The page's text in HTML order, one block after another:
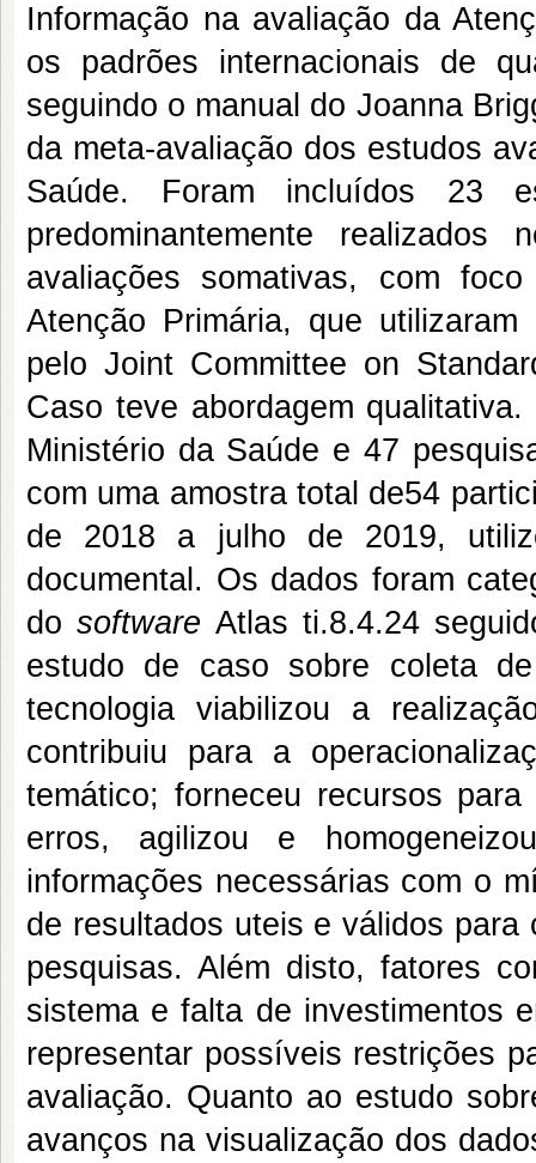
Informação na avaliação da
os padrões internacionais de
seguindo o manual do Joanna
da meta-avaliação dos estudos
Saúde. Foram incluídos 23
predominantemente
avaliações somativas, com
Atenção Primária, que
pelo Joint Committee on
Caso teve abordagem
Ministério da Saúde e 47
com uma amostra total de54
de 2018 a julho de 2019,
documental. Os dados foram
dosoftware Atlas ti.8.4.24
estudo de caso sobre coleta
tecnologia viabilizou a
contribuiu para a
temático; forneceu recursos
erros, agilizou e
informações necessárias com o
de resultados uteis e válidos
pesquisas. Além disto, fatores
sistema e falta de investimentos
representar possíveis restrições
avaliação. Quanto ao estudo
avanços na visualização dos